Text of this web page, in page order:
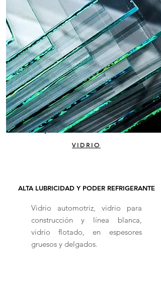
VIDRIO
ALTA LUBRICIDAD Y PODER REFRIGERANTE
Vidrio automotriz, vidrio para
construcción y línea blanca,
vidrio flotado, en espesores
gruesos y delgados.